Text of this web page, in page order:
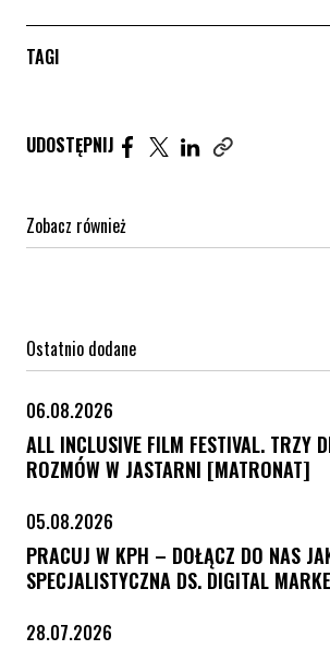
TAGI
UDOSTĘPNIJ Udostępnij artykuł na
Udostępnij artykuł na
Udostępnij
Zobacz również
Ostatnio dodane
06.08.2026
ALL INCLUSIVE FILM FESTIVAL. TRZY
ROZMÓW W JASTARNI [MATRONAT]
05.08.2026
PRACUJ W KPH – DOŁĄCZ DO NAS
SPECJALISTYCZNA DS. DIGITAL
28.07.2026